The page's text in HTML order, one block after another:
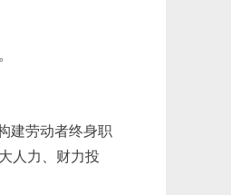
建劳动者终身职
人力、财力投